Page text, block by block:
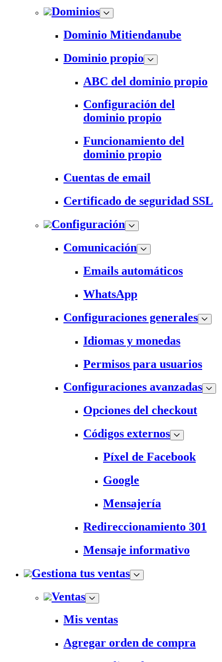
Dominios
Dominio Mitiendanube
Dominio propio
ABC del dominio propio
Configuración del
dominio propio
Funcionamiento del
dominio propio
Cuentas de email
Certificado de seguridad SSL
Configuración
Comunicación
Emails automáticos
WhatsApp
Configuraciones generales
Idiomas y monedas
Permisos para usuarios
Configuraciones avanzadas
Opciones del checkout
Códigos externos
Píxel de Facebook
Google
Mensajería
Redireccionamiento 301
Mensaje informativo
Gestiona tus ventas
Ventas
Mis ventas
Agregar orden de compra